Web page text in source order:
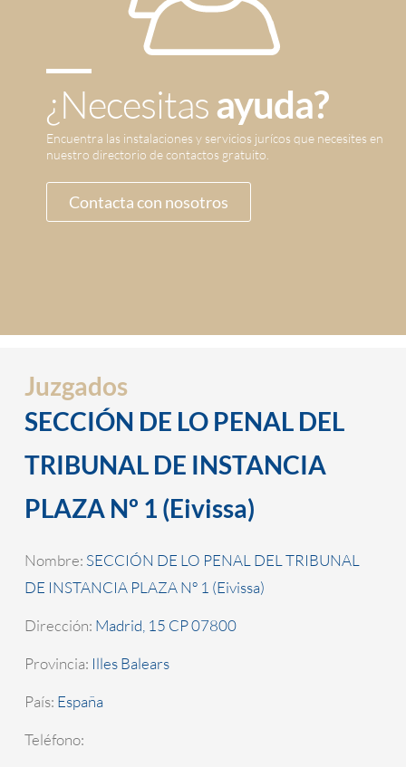
¿Necesitasayuda?
Encuentra las instalaciones y servicios jurícos que necesites en
nuestro directorio de contactos gratuito.
Contacta con nosotros
Juzgados
SECCIÓN DE LO PENAL DEL
TRIBUNAL DE INSTANCIA
PLAZA Nº 1 (Eivissa)
Nombre: SECCIÓN DE LO PENAL DEL TRIBUNAL
DE INSTANCIA PLAZA Nº 1 (Eivissa)
Dirección: Madrid, 15 CP 07800
Provincia: Illes Balears
País: España
Teléfono: